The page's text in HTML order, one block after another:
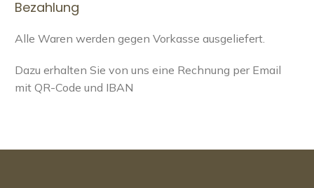
Bezahlung
Alle Waren werden gegen Vorkasse ausgeliefert.
Dazu erhalten Sie von uns eine Rechnung per Email
mit QR-Code und IBAN